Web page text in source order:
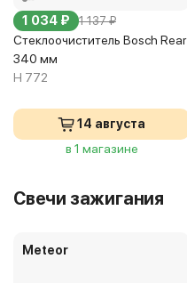
1 034 ₽ 1 137 ₽
Стеклоочиститель Bosch Rear
340 мм
H 772
14 августа
в 1 магазине
Свечи зажигания
Meteor